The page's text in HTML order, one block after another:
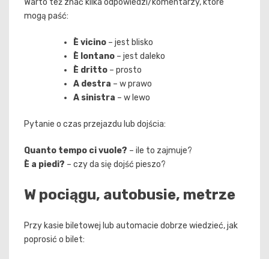
mogą paść:
È vicino – jest blisko
È lontano – jest daleko
È dritto – prosto
A destra – w prawo
A sinistra – w lewo
Pytanie o czas przejazdu lub dojścia:
Quanto tempo ci vuole? – ile to zajmuje?
È a piedi? – czy da się dojść pieszo?
W pociągu, autobusie, metrze
Przy kasie biletowej lub automacie dobrze wiedzieć, jak
poprosić o bilet: